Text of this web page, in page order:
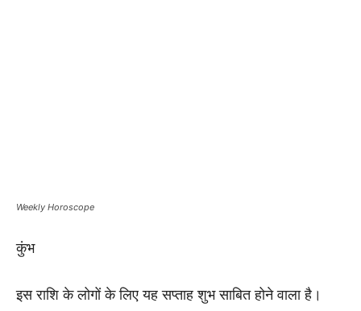
Weekly Horoscope
कुंभ
इस राशि के लोगों के लिए यह सप्ताह शुभ साबित होने वाला है।